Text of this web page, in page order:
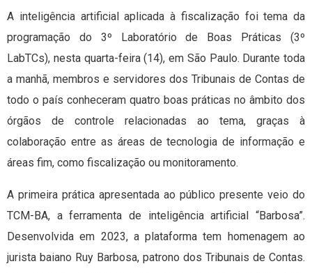
A inteligência artificial aplicada à fiscalização foi tema da
programação do 3º Laboratório de Boas Práticas (3º
LabTCs), nesta quarta-feira (14), em São Paulo. Durante toda
a manhã, membros e servidores dos Tribunais de Contas de
todo o país conheceram quatro boas práticas no âmbito dos
órgãos de controle relacionadas ao tema, graças à
colaboração entre as áreas de tecnologia de informação e
áreas fim, como fiscalização ou monitoramento.
A primeira prática apresentada ao público presente veio do
TCM-BA, a ferramenta de inteligência artificial “Barbosa”.
Desenvolvida em 2023, a plataforma tem homenagem ao
jurista baiano Ruy Barbosa, patrono dos Tribunais de Contas.